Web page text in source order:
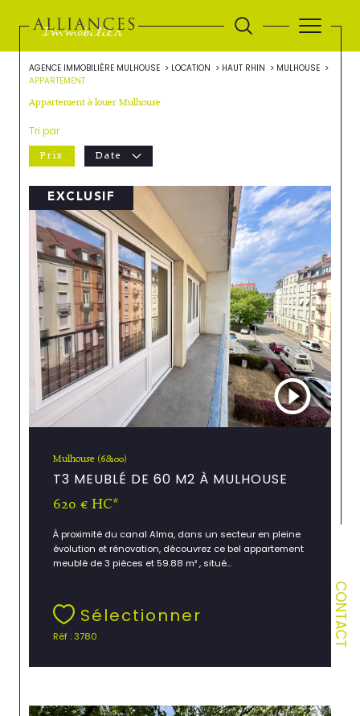
CONTACT
AGENCE IMMOBILIÈRE MULHOUSE LOCATION HAUT RHIN
MULHOUSE
APPARTEMENT
Appartement à louer Mulhouse
Tri par
Prix Date
Mulhouse (68100)
T3 MEUBLÉ DE 60 M2 À MULHOUSE
620 € HC*
À proximité du canal Alma, dans un secteur en pleine
évolution et rénovation, découvrez ce bel appartement
meublé de 3 pièces et 59.88 m² , situé...
Sélectionner
Réf : 3780
EXCLUSIF